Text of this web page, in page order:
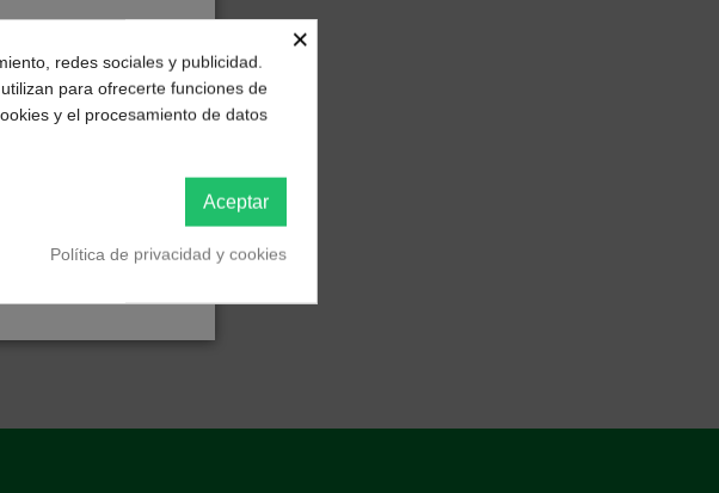
pedido?
los precios e
×
redes sociales y publicidad.
para ofrecerte funciones de
y el procesamiento de datos
Aceptar
Política de privacidad y cookies